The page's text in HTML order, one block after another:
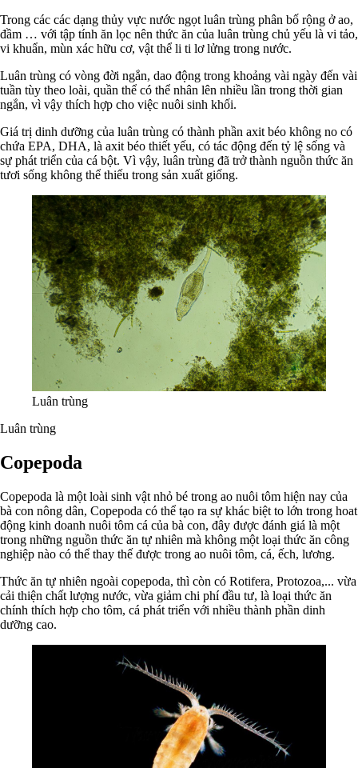
Trong các các dạng thủy vực nước ngọt luân trùng phân bố rộng ở ao,
đầm … với tập tính ăn lọc nên thức ăn của luân trùng chủ yếu là vi tảo,
vi khuẩn, mùn xác hữu cơ, vật thể li ti lơ lửng trong nước.
Luân trùng có vòng đời ngắn, dao động trong khoảng vài ngày đến vài
tuần tùy theo loài, quần thể có thể nhân lên nhiều lần trong thời gian
ngắn, vì vậy thích hợp cho việc nuôi sinh khối.
Giá trị dinh dưỡng của luân trùng có thành phần axit béo không no có
chứa EPA, DHA, là axit béo thiết yếu, có tác động đến tỷ lệ sống và
sự phát triển của cá bột. Vì vậy, luân trùng đã trở thành nguồn thức ăn
tươi sống không thể thiếu trong sản xuất giống.
Luân trùng
Luân trùng
Copepoda
Copepoda là một loài sinh vật nhỏ bé trong ao nuôi tôm hiện nay của
bà con nông dân, Copepoda có thể tạo ra sự khác biệt to lớn trong hoat
động kinh doanh nuôi tôm cá của bà con, đây được đánh giá là một
trong những nguồn thức ăn tự nhiên mà không một loại thức ăn công
nghiệp nào có thể thay thế được trong ao nuôi tôm, cá, ếch, lương.
Thức ăn tự nhiên ngoài copepoda, thì còn có Rotifera, Protozoa,... vừa
cải thiện chất lượng nước, vừa giảm chi phí đầu tư, là loại thức ăn
chính thích hợp cho tôm, cá phát triển với nhiều thành phần dinh
dưỡng cao.